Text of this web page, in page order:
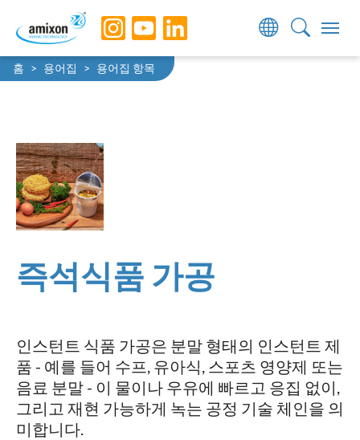
Skip to main navigation
Skip to main content
Skip to page footer
You are here:
홈 용어집 용어집 항목
즉석식품 가공
인스턴트 식품 가공은 분말 형태의 인스턴트 제
품 - 예를 들어 수프, 유아식, 스포츠 영양제 또는
음료 분말 - 이 물이나 우유에 빠르고 응집 없이,
그리고 재현 가능하게 녹는 공정 기술 체인을 의
미합니다.